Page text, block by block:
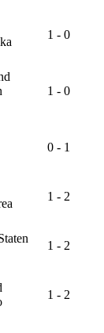
1 - 0
1 - 0
0 - 1
1 - 2
1 - 2
1 - 2